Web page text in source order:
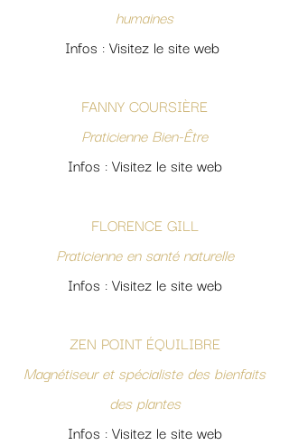
humaines
Infos : Visitez le site web
FANNY COURSIÈRE
Praticienne Bien-Être
Infos : Visitez le site web
FLORENCE GILL
Praticienne en santé naturelle
Infos : Visitez le site web
ZEN POINT ÉQUILIBRE
Magnétiseur et spécialiste des bienfaits
des plantes
Infos : Visitez le site web